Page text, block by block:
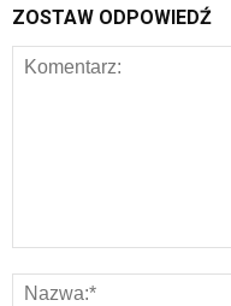
ZOSTAW ODPOWIEDŹ